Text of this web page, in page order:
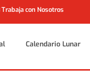
Trabaja con Nosotros
Calendario Lunar
Calendario Lunar